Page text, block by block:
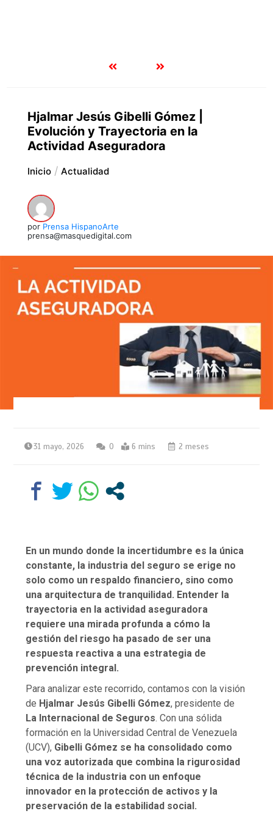
Hjalmar Jesús Gibelli Gómez |
Evolución y Trayectoria en la
Actividad Aseguradora
Inicio Actualidad
por Prensa HispanoArte
prensa@masquedigital.com
31 mayo, 2026 0 6 mins 2 meses
En un mundo donde la incertidumbre es la única
constante, la industria del seguro se erige no
solo como un respaldo financiero, sino como
una arquitectura de tranquilidad. Entender la
trayectoria en la actividad aseguradora
requiere una mirada profunda a cómo la
gestión del riesgo ha pasado de ser una
respuesta reactiva a una estrategia de
prevención integral.
Para analizar este recorrido, contamos con la visión
de Hjalmar Jesús Gibelli Gómez, presidente de
La Internacional de Seguros. Con una sólida
formación en la Universidad Central de Venezuela
(UCV), Gibelli Gómez se ha consolidado como
una voz autorizada que combina la rigurosidad
técnica de la industria con un enfoque
innovador en la protección de activos y la
preservación de la estabilidad social.